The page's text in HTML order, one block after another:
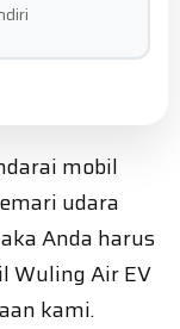
mobil
udara
Anda harus
Wuling Air EV
kami.